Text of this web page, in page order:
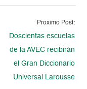
Proximo Post:
Doscientas escuelas
de la AVEC recibirán
el Gran Diccionario
Universal Larousse